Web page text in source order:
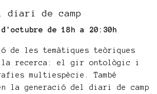
diari de camp
de 18h a 20:30h
de les temàtiques teòriques
la recerca: el gir ontològic i
multiespècie. També
en la generació del diari de camp